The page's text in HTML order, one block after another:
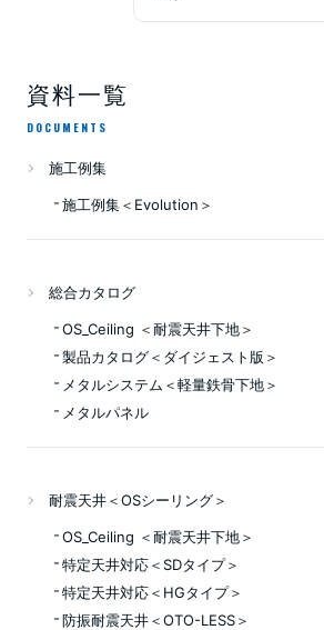
資料一覧
DOCUMENTS
施工例集
施工例集＜Evolution＞
総合カタログ
OS_Ceiling ＜耐震天井下地＞
製品カタログ＜ダイジェスト版＞
メタルシステム＜軽量鉄骨下地＞
メタルパネル
耐震天井＜OSシーリング＞
OS_Ceiling ＜耐震天井下地＞
特定天井対応＜SDタイプ＞
特定天井対応＜HGタイプ＞
防振耐震天井＜OTO-LESS＞